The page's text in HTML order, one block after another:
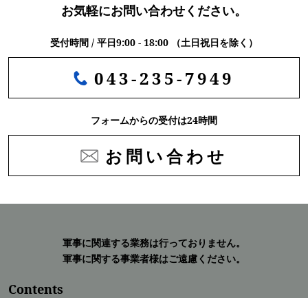
お気軽にお問い合わせください。
受付時間 / 平日9:00 - 18:00 （土日祝日を除く）
043-235-7949
フォームからの受付は24時間
お問い合わせ
軍事に関連する業務は行っておりません。
軍事に関する事業者様はご遠慮ください。
Contents